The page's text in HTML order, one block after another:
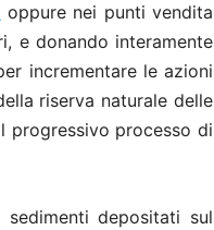
oppure nei punti vendita
, e donando interamente
incrementare le azioni
riserva naturale delle
progressivo processo di
depositati sul